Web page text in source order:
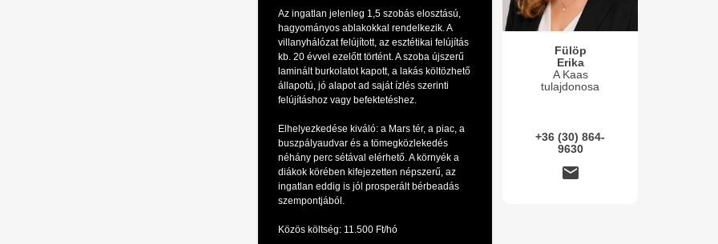
Az ingatlan jelenleg 1,5 szobás elosztású,
hagyományos ablakokkal rendelkezik. A
villanyhálózat felújított, az esztétikai felújítás
kb. 20 évvel ezelőtt történt. A szoba újszerű
laminált burkolatot kapott, a lakás költözhető
állapotú, jó alapot ad saját ízlés szerinti
felújításhoz vagy befektetéshez.
Elhelyezkedése kiváló: a Mars tér, a piac, a
buszpályaudvar és a tömegközlekedés
néhány perc sétával elérhető. A környék a
diákok körében kifejezetten népszerű, az
ingatlan eddig is jól prosperált bérbeadás
szempontjából.
Közös költség: 11.500 Ft/hó
Fülöp
Erika
A Kaas
tulajdonosa
+36 (30) 864-
9630